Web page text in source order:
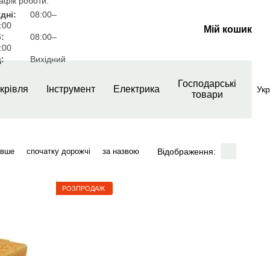
08:00–
08:00–
Вихідний
Мій кошик
Інструмент Електрика
Господарські
товари
Укр
спочатку дорожчі за назвою Відображення:
РОЗПРОДАЖ